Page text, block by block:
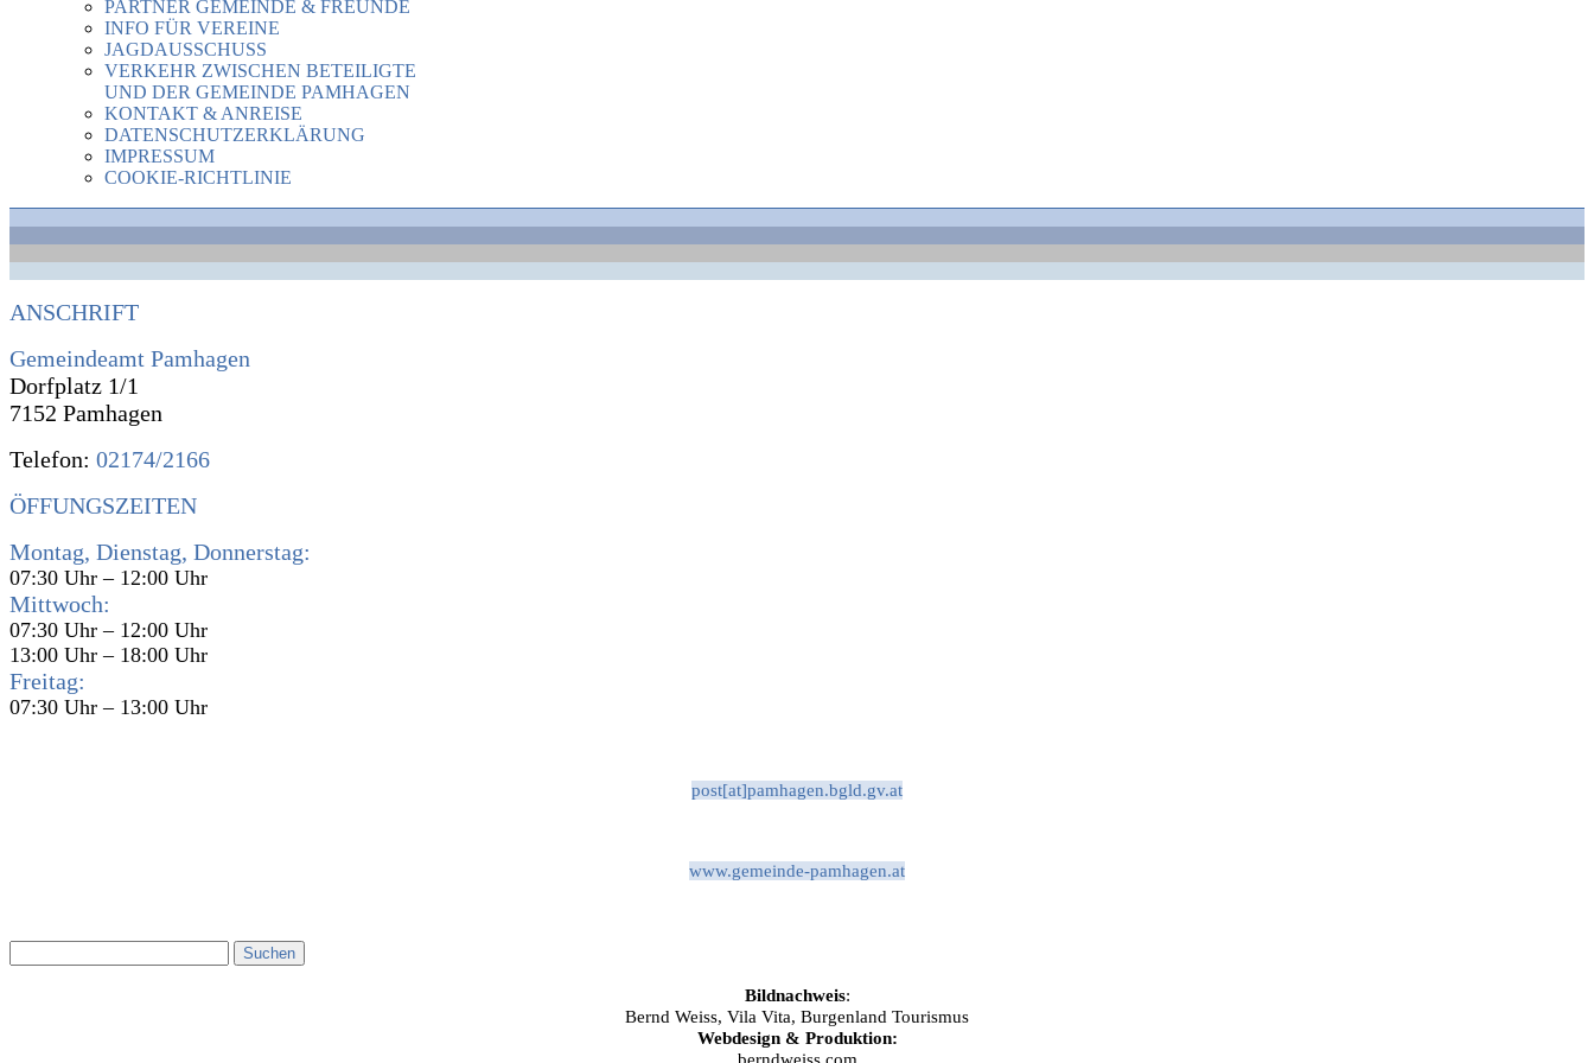
PARTNER GEMEINDE & FREUNDE
INFO FÜR VEREINE
JAGDAUSSCHUSS
VERKEHR ZWISCHEN BETEILIGTE
UND DER GEMEINDE PAMHAGEN
KONTAKT & ANREISE
DATENSCHUTZERKLÄRUNG
IMPRESSUM
COOKIE-RICHTLINIE
ANSCHRIFT
Gemeindeamt Pamhagen
Dorfplatz 1/1
7152 Pamhagen
Telefon: 02174/2166
ÖFFUNGSZEITEN
Montag, Dienstag, Donnerstag:
07:30 Uhr – 12:00 Uhr
Mittwoch:
07:30 Uhr – 12:00 Uhr
13:00 Uhr – 18:00 Uhr
Freitag:
07:30 Uhr – 13:00 Uhr
post[at]pamhagen.bgld.gv.at
www.gemeinde-pamhagen.at
Bildnachweis:
Bernd Weiss, Vila Vita, Burgenland Tourismus
Webdesign & Produktion: